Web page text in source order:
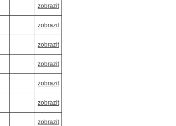
zobrazit
zobrazit
zobrazit
zobrazit
zobrazit
zobrazit
zobrazit